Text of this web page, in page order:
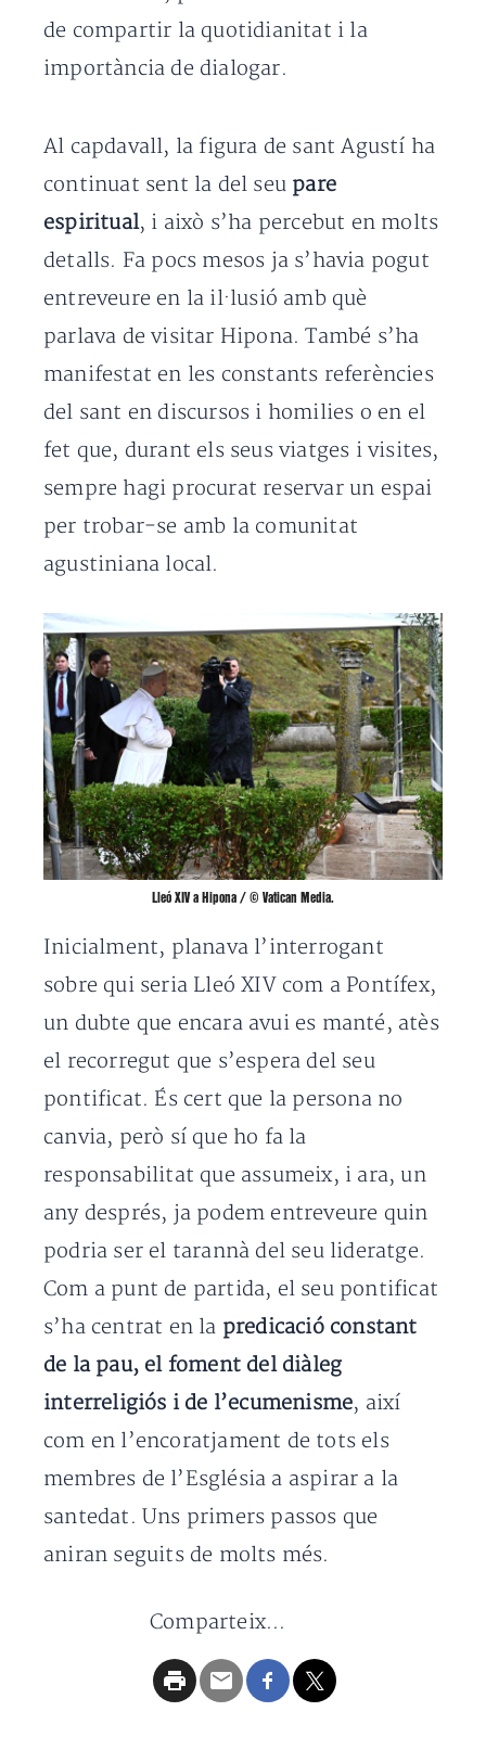
de compartir la quotidianitat i la
importància de dialogar.
Al capdavall, la figura de sant Agustí ha
continuat sent la del seu pare
espiritual, i això s’ha percebut en molts
detalls. Fa pocs mesos ja s’havia pogut
entreveure en la il·lusió amb què
parlava de visitar Hipona. També s’ha
manifestat en les constants referències
del sant en discursos i homilies o en el
fet que, durant els seus viatges i visites,
sempre hagi procurat reservar un espai
per trobar-se amb la comunitat
agustiniana local.
Lleó XIV a Hipona / © Vatican Media.
Inicialment, planava l’interrogant
sobre qui seria Lleó XIV com a Pontífex,
un dubte que encara avui es manté, atès
el recorregut que s’espera del seu
pontificat. És cert que la persona no
canvia, però sí que ho fa la
responsabilitat que assumeix, i ara, un
any després, ja podem entreveure quin
podria ser el tarannà del seu lideratge.
Com a punt de partida, el seu pontificat
s’ha centrat en la predicació constant
de la pau, el foment del diàleg
interreligiós i de l’ecumenisme, així
com en l’encoratjament de tots els
membres de l’Església a aspirar a la
santedat. Uns primers passos que
aniran seguits de molts més.
Comparteix...